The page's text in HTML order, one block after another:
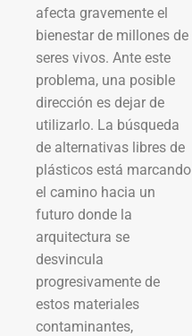
afecta gravemente el
bienestar de millones de
seres vivos. Ante este
problema, una posible
dirección es dejar de
utilizarlo. La búsqueda
de alternativas libres de
plásticos está marcando
el camino hacia un
futuro donde la
arquitectura se
desvincula
progresivamente de
estos materiales
contaminantes,